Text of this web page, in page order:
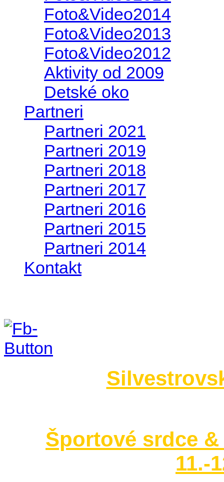
Foto&Video2014
Foto&Video2013
Foto&Video2012
Aktivity od 2009
Detské oko
Partneri
Partneri 2021
Partneri 2019
Partneri 2018
Partneri 2017
Partneri 2016
Partneri 2015
Partneri 2014
Kontakt
Športové srdce
11.-